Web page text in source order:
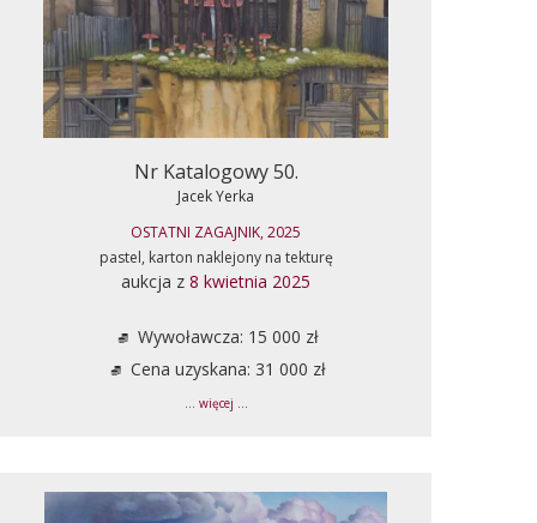
Nr Katalogowy 50.
Jacek Yerka
OSTATNI ZAGAJNIK, 2025
pastel, karton naklejony na tekturę
aukcja z 8 kwietnia 2025
Wywoławcza: 15 000 zł
Cena uzyskana: 31 000 zł
... więcej ...